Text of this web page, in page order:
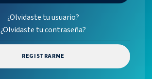
¿Olvidaste tu usuario?
¿Olvidaste tu contraseña?
REGISTRARME